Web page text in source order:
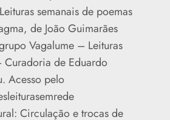
semanais de poemas
de João Guimarães
Vagalume – Leituras
Curadoria de Eduardo
Acesso pelo
Circulação e trocas de